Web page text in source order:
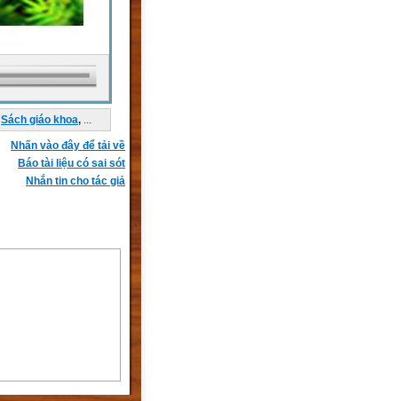
Sách giáo khoa, ...
Nhấn vào đây để tải về
Báo tài liệu có sai sót
Nhắn tin cho tác giả